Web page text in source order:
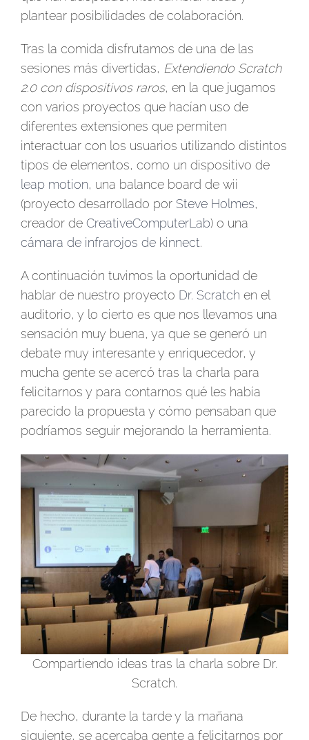
plantear posibilidades de colaboración.
Tras la comida disfrutamos de una de las
sesiones más divertidas, Extendiendo Scratch
2.0 con dispositivos raros, en la que jugamos
con varios proyectos que hacían uso de
diferentes extensiones que permiten
interactuar con los usuarios utilizando distintos
tipos de elementos, como un dispositivo de
leap motion, una balance board de wii
(proyecto desarrollado por Steve Holmes,
creador de CreativeComputerLab) o una
cámara de infrarojos de kinnect.
A continuación tuvimos la oportunidad de
hablar de nuestro proyecto Dr. Scratch en el
auditorio, y lo cierto es que nos llevamos una
sensación muy buena, ya que se generó un
debate muy interesante y enriquecedor, y
mucha gente se acercó tras la charla para
felicitarnos y para contarnos qué les había
parecido la propuesta y cómo pensaban que
podríamos seguir mejorando la herramienta.
Compartiendo ideas tras la charla sobre Dr.
Scratch.
De hecho, durante la tarde y la mañana
siguiente, se acercaba gente a felicitarnos por